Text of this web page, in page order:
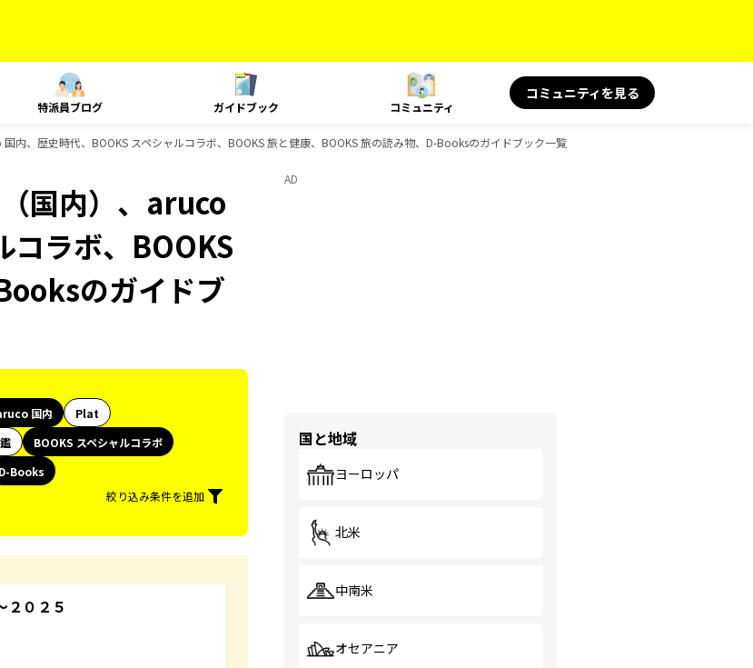
特派員ブログ ガイドブック コミュニティ
コミュニティを見る
内、歴史時代、BOOKS スペシャルコラボ、BOOKS 旅と健康、BOOKS 旅の読み物、D-Booksのガイドブック一覧
国内）、aruco
コラボ、BOOKS
のガイドブ
国内
Plat
BOOKS スペシャルコラボ
D-Books
絞り込み条件を追加
０２５
AD
国と地域
ヨーロッパ
北米
中南米
オセアニア